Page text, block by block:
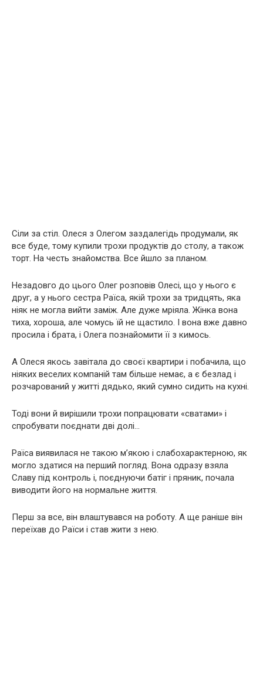
Сіли за стіл. Олеся з Олегом заздалегідь продумали, як
все буде, тому купили трохи продуктів до столу, а також
торт. На честь знайомства. Все йшло за планом.
Незадовго до цього Олег розповів Олесі, що у нього є
друг, а у нього сестра Раїса, якій трохи за тридцять, яка
ніяк не могла вийти заміж. Але дуже мріяла. Жінка вона
тиха, хороша, але чомусь їй не щастило. І вона вже давно
просила і брата, і Олега познайомити її з кимось.
А Олеся якось завітала до своєї квартири і побачила, що
ніяких веселих компаній там більше немає, а є безлад і
розчарований у житті дядько, який сумно сидить на кухні.
Тоді вони й вирішили трохи попрацювати «сватами» і
спробувати поєднати дві долі…
Раїса виявилася не такою м’якою і слабохарактерною, як
могло здатися на перший погляд. Вона одразу взяла
Славу під контроль і, поєднуючи батіг і пряник, почала
виводити його на нормальне життя.
Перш за все, він влаштувався на роботу. А ще раніше він
переїхав до Раїси і став жити з нею.